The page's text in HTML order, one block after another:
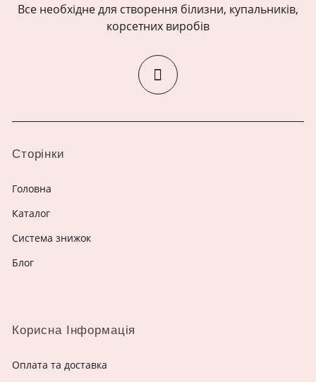
Все необхідне для створення білизни, купальників,
корсетних виробів
Сторінки
Головна
Каталог
Система знижок
Блог
Корисна Інформація
Оплата та доставка